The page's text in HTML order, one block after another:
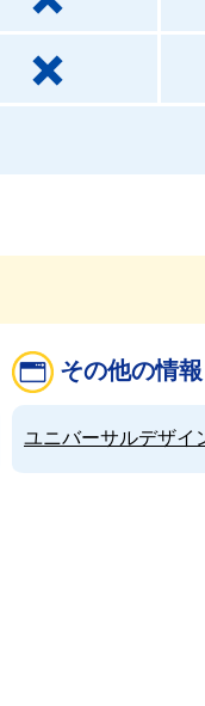
その他の情報
ユニバーサルデザイ